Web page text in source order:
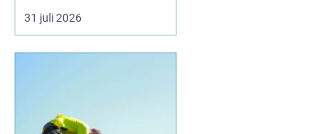
fråga: är entreprenaden
verkligen utförd så som
ger ett tydligt svar.
Genom en strukturerad
31 juli 2026